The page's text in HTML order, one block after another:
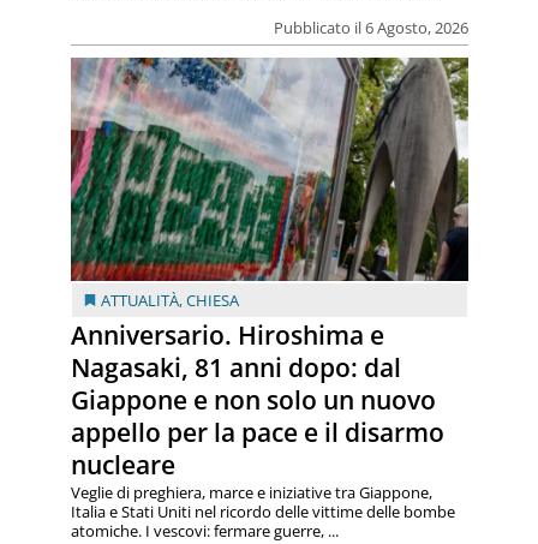
Pubblicato il 6 Agosto, 2026
ATTUALITÀ,CHIESA
Anniversario. Hiroshima e
Nagasaki, 81 anni dopo: dal
Giappone e non solo un nuovo
appello per la pace e il disarmo
nucleare
Veglie di preghiera, marce e iniziative tra Giappone,
Italia e Stati Uniti nel ricordo delle vittime delle bombe
atomiche. I vescovi: fermare guerre, ...